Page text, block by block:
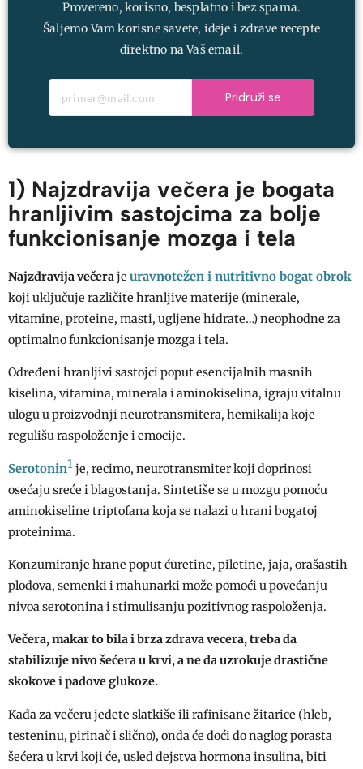
Provereno, korisno, besplatno i bez spama.
Šaljemo Vam korisne savete, ideje i zdrave recepte
direktno na Vaš email.
Pridruži se
1) Najzdravija večera je bogata
hranljivim sastojcima za bolje
funkcionisanje mozga i tela
Najzdravija večeraje uravnotežen i nutritivno bogat obrok
koji uključuje različite hranljive materije (minerale,
vitamine, proteine, masti, ugljene hidrate…) neophodne za
optimalno funkcionisanje mozga i tela.
Određeni hranljivi sastojci poput esencijalnih masnih
kiselina, vitamina, minerala i aminokiselina, igraju vitalnu
ulogu u proizvodnji neurotransmitera, hemikalija koje
regulišu raspoloženje i emocije.
Serotonin1je, recimo, neurotransmiter koji doprinosi
osećaju sreće i blagostanja. Sintetiše se u mozgu pomoću
aminokiseline triptofana koja se nalazi u hrani bogatoj
proteinima.
Konzumiranje hrane poput ćuretine, piletine, jaja, orašastih
plodova, semenki i mahunarki može pomoći u povećanju
nivoa serotonina i stimulisanju pozitivnog raspoloženja.
Večera, makar to bila i brza zdrava vecera, treba da
stabilizuje nivo šećera u krvi, a ne da uzrokuje drastične
skokove i padove glukoze.
Kada za večeru jedete slatkiše ili rafinisane žitarice (hleb,
testeninu, pirinač i slično), onda će doći do naglog porasta
šećera u krvi koji će, usled dejstva hormona insulina, biti